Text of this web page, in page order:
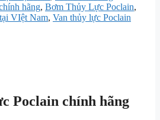
hãng, Bơm Thủy Lực Poclain,
VIệt Nam, Van thủy lực Poclain
Poclain chính hãng